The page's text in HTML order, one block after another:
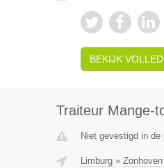
BEKIJK
Traiteur Mange-
Niet gevestigd in
Limburg» Zonhoven|